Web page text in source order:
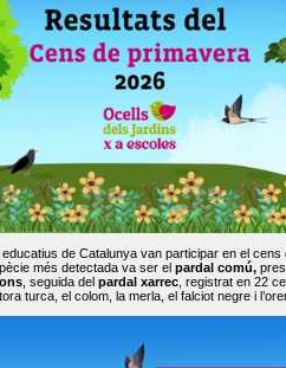
de Catalunya van participar en el
més detectada va ser el pardal comú,
, seguida del pardal xarrec , registrat en 22
turca, el colom, la merla, el falciot negre i